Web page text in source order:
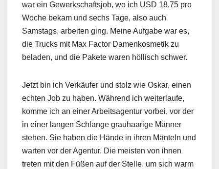
war ein Gewerkschaftsjob, wo ich USD 18,75 pro
Woche bekam und sechs Tage, also auch
Samstags, arbeiten ging. Meine Aufgabe war es,
die Trucks mit Max Factor Damenkosmetik zu
beladen, und die Pakete waren höllisch schwer.
Jetzt bin ich Verkäufer und stolz wie Oskar, einen
echten Job zu haben. Während ich weiterlaufe,
komme ich an einer Arbeitsagentur vorbei, vor der
in einer langen Schlange grauhaarige Männer
stehen. Sie haben die Hände in ihren Mänteln und
warten vor der Agentur. Die meisten von ihnen
treten mit den Füßen auf der Stelle, um sich warm